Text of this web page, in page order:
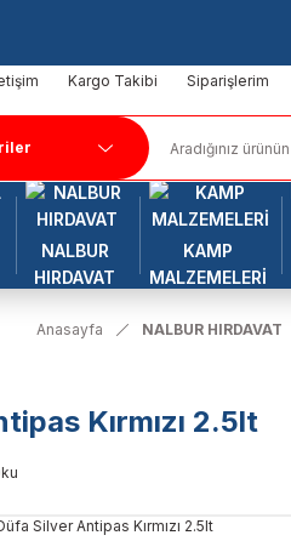
Kargo Takibi Siparişlerim
NALBUR
HIRDAVAT
KAMP
MALZEMELERİ
Anasayfa NALBUR HIRDAVAT
Kırmızı 2.5lt